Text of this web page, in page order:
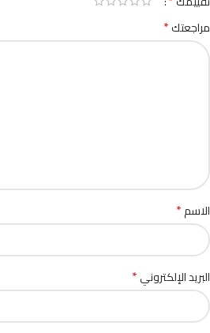
مراجعتك*
الاسم*
البريد الإلكتروني*